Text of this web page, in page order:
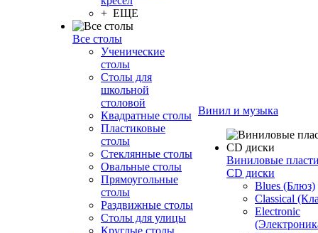
+ ЕЩЕ
Все столы
Ученические
столы
Столы для
школьной
столовой
Квадратные столы
Пластиковые
столы
Стеклянные столы
Овальные столы
Прямоугольные
столы
Раздвижные столы
Столы для улицы
Круглые столы
Винил и музыка
Виниловые
CD диски
Blues (Блюз)
Classical
Electronic